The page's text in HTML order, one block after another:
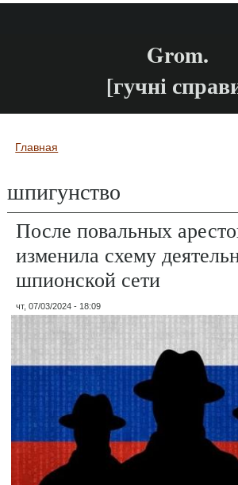
Grom.
[гучні
Вы здесь
Главная
шпигунство
После повальных
изменила схему
шпионской сети
чт, 07/03/2024 - 18:09